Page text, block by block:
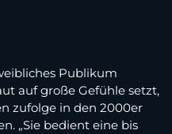
Publikum
auf große Gefühle setzt,
zufolge in den 2000er
„Sie bedient eine bis